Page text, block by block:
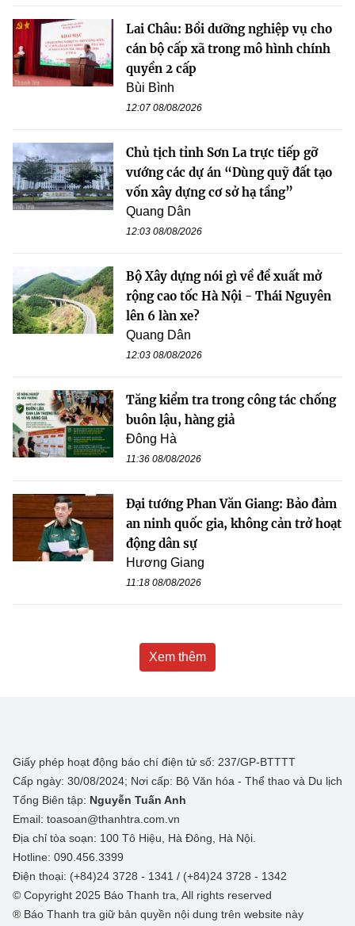
Lai Châu: Bồi dưỡng nghiệp vụ cho
cán bộ cấp xã trong mô hình chính
quyền 2 cấp
Bùi Bình
12:07 08/08/2026
Chủ tịch tỉnh Sơn La trực tiếp gỡ
vướng các dự án “Dùng quỹ đất tạo
vốn xây dựng cơ sở hạ tầng”
Quang Dân
12:03 08/08/2026
Bộ Xây dựng nói gì về đề xuất mở
rộng cao tốc Hà Nội - Thái Nguyên
lên 6 làn xe?
Quang Dân
12:03 08/08/2026
Tăng kiểm tra trong công tác chống
buôn lậu, hàng giả
Đông Hà
11:36 08/08/2026
Đại tướng Phan Văn Giang: Bảo đảm
an ninh quốc gia, không cản trở hoạt
động dân sự
Hương Giang
11:18 08/08/2026
Xem thêm
Giấy phép hoạt động báo chí điện tử số: 237/GP-BTTTT
Cấp ngày: 30/08/2024; Nơi cấp: Bộ Văn hóa - Thể thao và Du lịch
Tổng Biên tập: Nguyễn Tuấn Anh
Email: toasoan@thanhtra.com.vn
Địa chỉ tòa soạn: 100 Tô Hiệu, Hà Đông, Hà Nội.
Hotline: 090.456.3399
Điện thoại: (+84)24 3728 - 1341 / (+84)24 3728 - 1342
© Copyright 2025 Báo Thanh tra, All rights reserved
® Báo Thanh tra giữ bản quyền nội dung trên website này